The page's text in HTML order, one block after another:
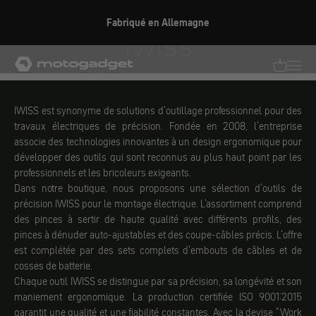
Fabriqué en Allemagne
motogadget GmbH iwiss
IWISS est synonyme de solutions d'outillage professionnel pour des
travaux électriques de précision. Fondée en 2008, l'entreprise
associe des technologies innovantes à un design ergonomique pour
développer des outils qui sont reconnus au plus haut point par les
professionnels et les bricoleurs exigeants.
Dans notre boutique, nous proposons une sélection d'outils de
précision IWISS pour le montage électrique. L'assortiment comprend
des pinces à sertir de haute qualité avec différents profils, des
pinces à dénuder auto-ajustables et des coupe-câbles précis. L'offre
est complétée par des sets complets d'embouts de câbles et de
cosses de batterie.
Chaque outil IWISS se distingue par sa précision, sa longévité et son
maniement ergonomique. La production certifiée ISO 9001:2015
garantit une qualité et une fiabilité constantes. Avec la devise "Work